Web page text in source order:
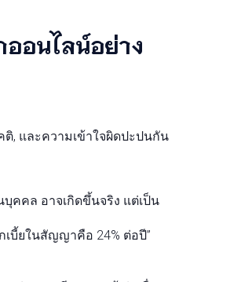
อนไลน์อย่าง
, และความเข้าใจผิดปะปนกัน
คคล อาจเกิดขึ้นจริง แต่เป็น
เบี้ยในสัญญาคือ 24% ต่อปี”